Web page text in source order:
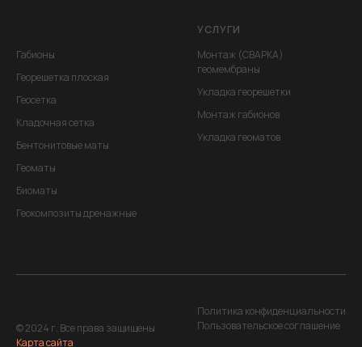
Габионы
Георешетка плоская
Геосетка
Кладочная сетка
Бентонитовые маты
Геоматы
Биоматы
Геокомпозиты дренажные
УСЛУГИ
Монтаж (СВАРКА)
геомембраны
Укладка георешетки
Монтаж габионов
Укладка геоматов
© 2024 г. Все права защищены
Карта сайта
Политика конфиденциальности
Пользовательское соглашение